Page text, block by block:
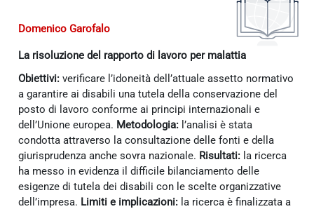
Domenico Garofalo
La risoluzione del rapporto di lavoro per malattia
Obiettivi: verificare l’idoneità dell’attuale assetto normativo
a garantire ai disabili una tutela della conservazione del
posto di lavoro conforme ai principi internazionali e
dell’Unione europea. Metodologia: l’analisi è stata
condotta attraverso la consultazione delle fonti e della
giurisprudenza anche sovra nazionale. Risultati: la ricerca
ha messo in evidenza il difficile bilanciamento delle
esigenze di tutela dei disabili con le scelte organizzative
dell’impresa. Limiti e implicazioni: la ricerca è finalizzata a